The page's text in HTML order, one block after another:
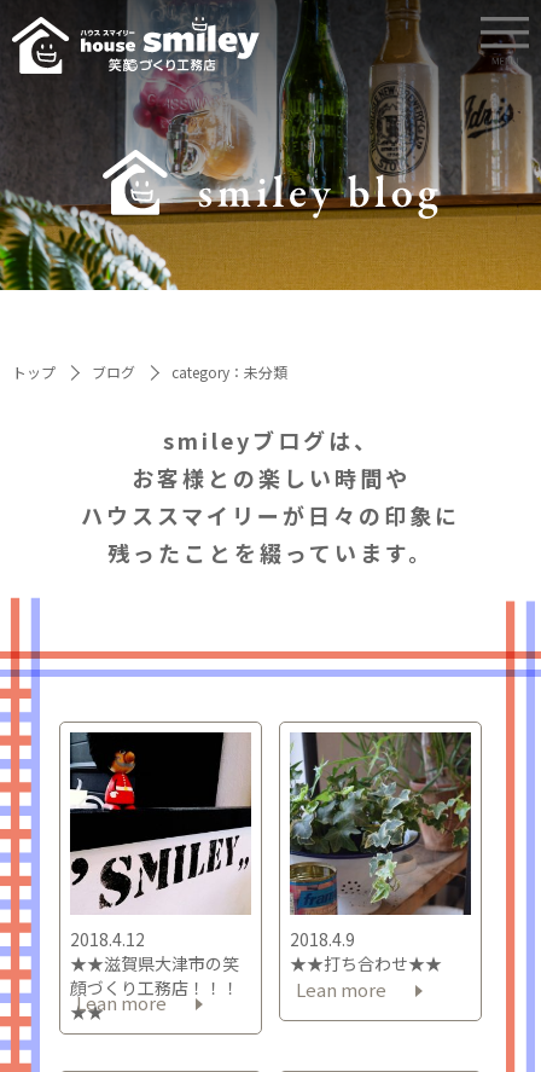
トップ ブログ category：未分類
smileyブログは、
お客様との楽しい時間や
ハウススマイリーが日々の印象に
残ったことを綴っています。
2018.4.12
★★滋賀県大津市の笑
顔づくり工務店！！！
★★
Lean more
2018.4.9
★★打ち合わせ★★
Lean more